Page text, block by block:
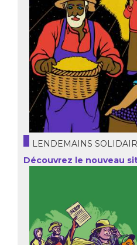
LENDEMAINS
Découvrez le nouveau